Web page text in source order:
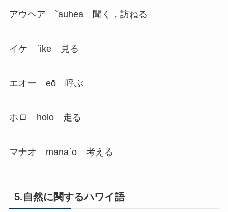
アウヘア `auhea 聞く，訪ねる
イケ `ike 見る
エオー eō 呼ぶ
ホロ holo 走る
マナオ mana`o 考える
5.自然に関するハワイ語